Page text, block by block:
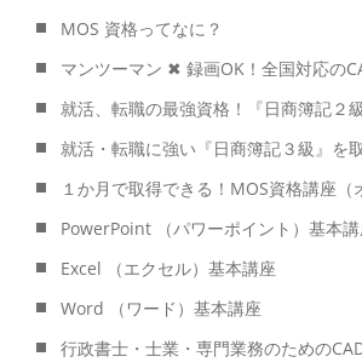
MOS 資格ってなに？
マンツーマン ✖ 録画OK！全国対応の
就活、転職の最強資格！『日商簿記２
就活・転職に強い『日商簿記３級』を
１か月で取得できる！MOS資格講座（
PowerPoint （パワーポイント）基本
Excel （エクセル）基本講座
Word （ワード）基本講座
行政書士・士業・専門業務のための